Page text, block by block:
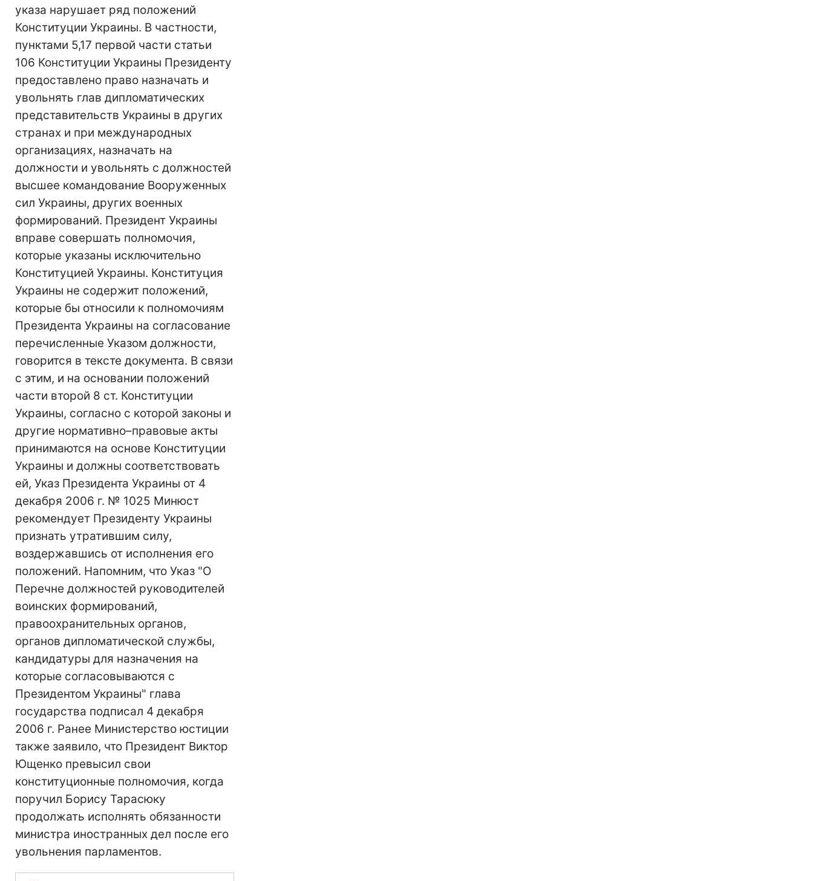
указа нарушает ряд положений
Конституции Украины. В частности,
пунктами 5,17 первой части статьи
106 Конституции Украины Президенту
предоставлено право назначать и
увольнять глав дипломатических
представительств Украины в других
странах и при международных
организациях, назначать на
должности и увольнять с должностей
высшее командование Вооруженных
сил Украины, других военных
формирований. Президент Украины
вправе совершать полномочия,
которые указаны исключительно
Конституцией Украины. Конституция
Украины не содержит положений,
которые бы относили к полномочиям
Президента Украины на согласование
перечисленные Указом должности,
говорится в тексте документа. В связи
с этим, и на основании положений
части второй 8 ст. Конституции
Украины, согласно с которой законы и
другие нормативно–правовые акты
принимаются на основе Конституции
Украины и должны соответствовать
ей, Указ Президента Украины от 4
декабря 2006 г. № 1025 Минюст
рекомендует Президенту Украины
признать утратившим силу,
воздержавшись от исполнения его
положений. Напомним, что Указ "О
Перечне должностей руководителей
воинских формирований,
правоохранительных органов,
органов дипломатической службы,
кандидатуры для назначения на
которые согласовываются с
Президентом Украины" глава
государства подписал 4 декабря
2006 г. Ранее Министерство юстиции
также заявило, что Президент Виктор
Ющенко превысил свои
конституционные полномочия, когда
поручил Борису Тарасюку
продолжать исполнять обязанности
министра иностранных дел после его
увольнения парламентов.